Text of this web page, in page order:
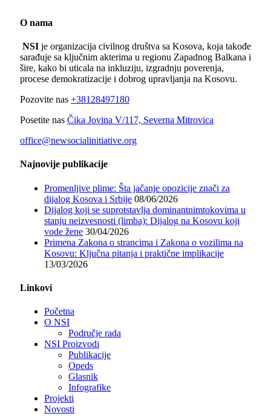
O nama
NSI je organizacija civilnog društva sa Kosova, koja takođe
sarađuje sa ključnim akterima u regionu Zapadnog Balkana i
šire, kako bi uticala na inkluziju, izgradnju poverenja,
procese demokratizacije i dobrog upravljanja na Kosovu.
Pozovite nas +38128497180
Posetite nas Čika Jovina V/117, Severna Mitrovica
office@newsocialinitiative.org
Najnovije publikacije
Promenljive plime: Šta jačanje opozicije znači za
dijalog Kosova i Srbije 08/06/2026
Dijalog koji se suprotstavlja dominantnimtokovima u
stanju neizvesnosti (limba): Dijalog na Kosovu koji
vode žene 30/04/2026
Primena Zakona o strancima i Zakona o vozilima na
Kosovu: Ključna pitanja i praktične implikacije
13/03/2026
Linkovi
Početna
O NSI
Područje rada
NSI Proizvodi
Publikacije
Opeds
Glasnik
Infografike
Projekti
Novosti